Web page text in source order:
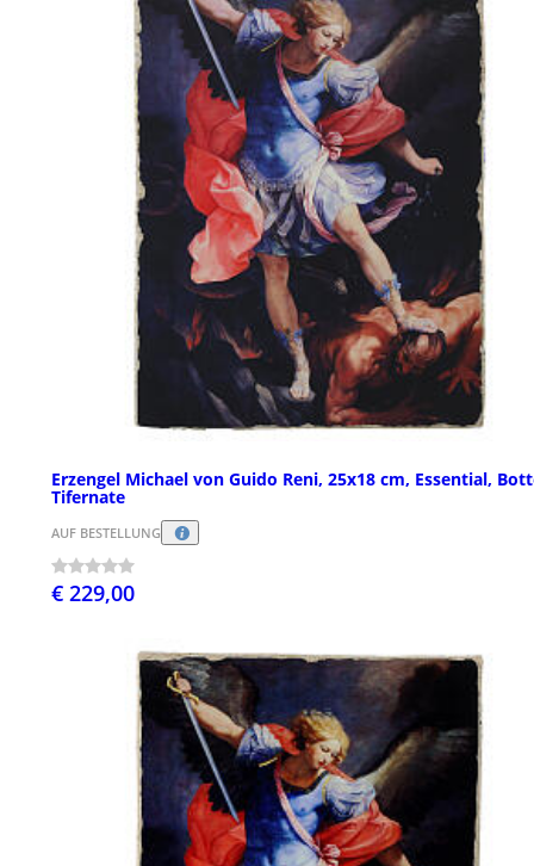
Erzengel Michael von Guido Reni, 25x18 cm, Essential,
Tifernate
AUF BESTELLUNG
€ 229,00